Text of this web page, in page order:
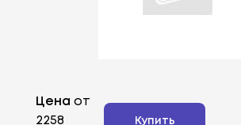
Цена от
2258
Купить